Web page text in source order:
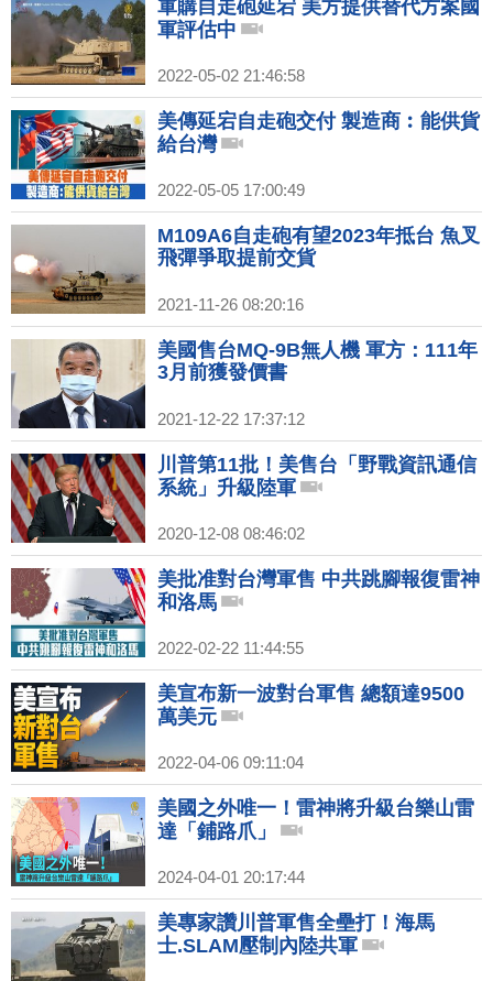
軍購自走砲延宕 美方提供替代方案國
軍評估中
2022-05-02 21:46:58
美傳延宕自走砲交付 製造商︰能供貨
給台灣
2022-05-05 17:00:49
M109A6自走砲有望2023年抵台 魚叉
飛彈爭取提前交貨
2021-11-26 08:20:16
美國售台MQ-9B無人機 軍方：111年
3月前獲發價書
2021-12-22 17:37:12
川普第11批！美售台「野戰資訊通信
系統」升級陸軍
2020-12-08 08:46:02
美批准對台灣軍售 中共跳腳報復雷神
和洛馬
2022-02-22 11:44:55
美宣布新一波對台軍售 總額達9500
萬美元
2022-04-06 09:11:04
美國之外唯一！雷神將升級台樂山雷
達「鋪路爪」
2024-04-01 20:17:44
美專家讚川普軍售全壘打！海馬
士.SLAM壓制內陸共軍